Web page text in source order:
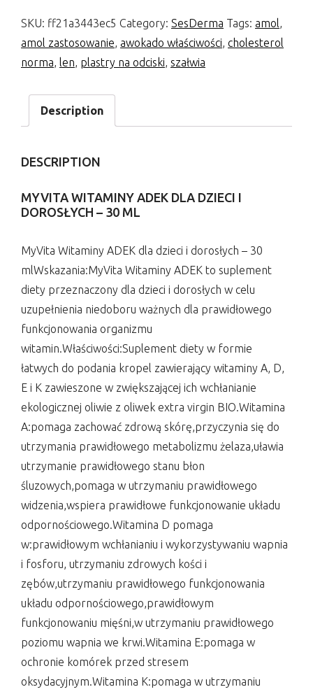
SKU: ff21a3443ec5 Category: SesDerma Tags: amol,
amol zastosowanie, awokado właściwości, cholesterol
norma, len, plastry na odciski, szałwia
Description
DESCRIPTION
MYVITA WITAMINY ADEK DLA DZIECI I
DOROSŁYCH – 30 ML
MyVita Witaminy ADEK dla dzieci i dorosłych – 30
mlWskazania:MyVita Witaminy ADEK to suplement
diety przeznaczony dla dzieci i dorosłych w celu
uzupełnienia niedoboru ważnych dla prawidłowego
funkcjonowania organizmu
witamin.Właściwości:Suplement diety w formie
łatwych do podania kropel zawierający witaminy A, D,
E i K zawieszone w zwiększającej ich wchłanianie
ekologicznej oliwie z oliwek extra virgin BIO.Witamina
A:pomaga zachować zdrową skórę,przyczynia się do
utrzymania prawidłowego metabolizmu żelaza,uławia
utrzymanie prawidłowego stanu błon
śluzowych,pomaga w utrzymaniu prawidłowego
widzenia,wspiera prawidłowe funkcjonowanie układu
odpornościowego.Witamina D pomaga
w:prawidłowym wchłanianiu i wykorzystywaniu wapnia
i fosforu, utrzymaniu zdrowych kości i
zębów,utrzymaniu prawidłowego funkcjonowania
układu odpornościowego,prawidłowym
funkcjonowaniu mięśni,w utrzymaniu prawidłowego
poziomu wapnia we krwi.Witamina E:pomaga w
ochronie komórek przed stresem
oksydacyjnym.Witamina K:pomaga w utrzymaniu